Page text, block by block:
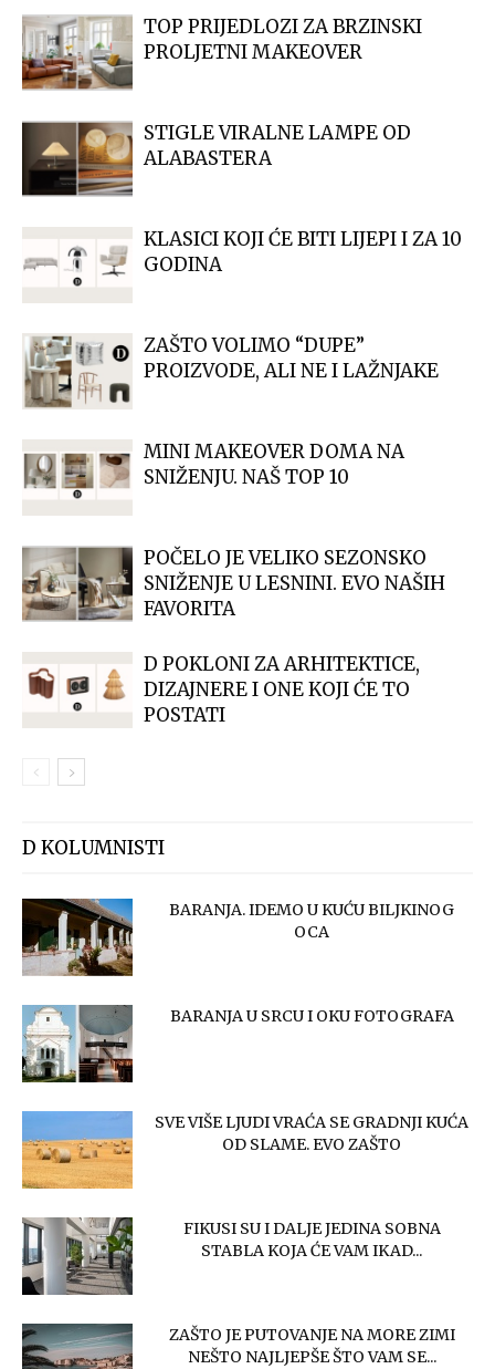
TOP PRIJEDLOZI ZA BRZINSKI
PROLJETNI MAKEOVER
STIGLE VIRALNE LAMPE OD
ALABASTERA
KLASICI KOJI ĆE BITI LIJEPI I ZA 10
GODINA
ZAŠTO VOLIMO “DUPE”
PROIZVODE, ALI NE I LAŽNJAKE
MINI MAKEOVER DOMA NA
SNIŽENJU. NAŠ TOP 10
POČELO JE VELIKO SEZONSKO
SNIŽENJE U LESNINI. EVO NAŠIH
FAVORITA
D POKLONI ZA ARHITEKTICE,
DIZAJNERE I ONE KOJI ĆE TO
POSTATI
D KOLUMNISTI
BARANJA. IDEMO U KUĆU BILJKINOG
OCA
BARANJA U SRCU I OKU FOTOGRAFA
SVE VIŠE LJUDI VRAĆA SE GRADNJI KUĆA
OD SLAME. EVO ZAŠTO
FIKUSI SU I DALJE JEDINA SOBNA
STABLA KOJA ĆE VAM IKAD...
ZAŠTO JE PUTOVANJE NA MORE ZIMI
NEŠTO NAJLJEPŠE ŠTO VAM SE...